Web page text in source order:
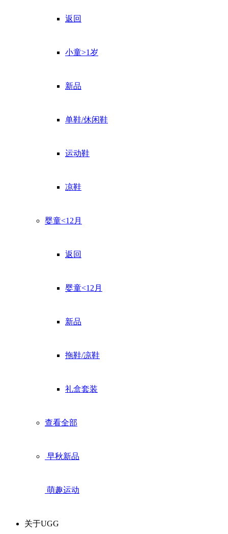
返回
小童>1岁
新品
单鞋/休闲鞋
运动鞋
凉鞋
婴童<12月
返回
婴童<12月
新品
拖鞋/凉鞋
礼盒套装
查看全部
早秋新品
萌趣运动
关于UGG